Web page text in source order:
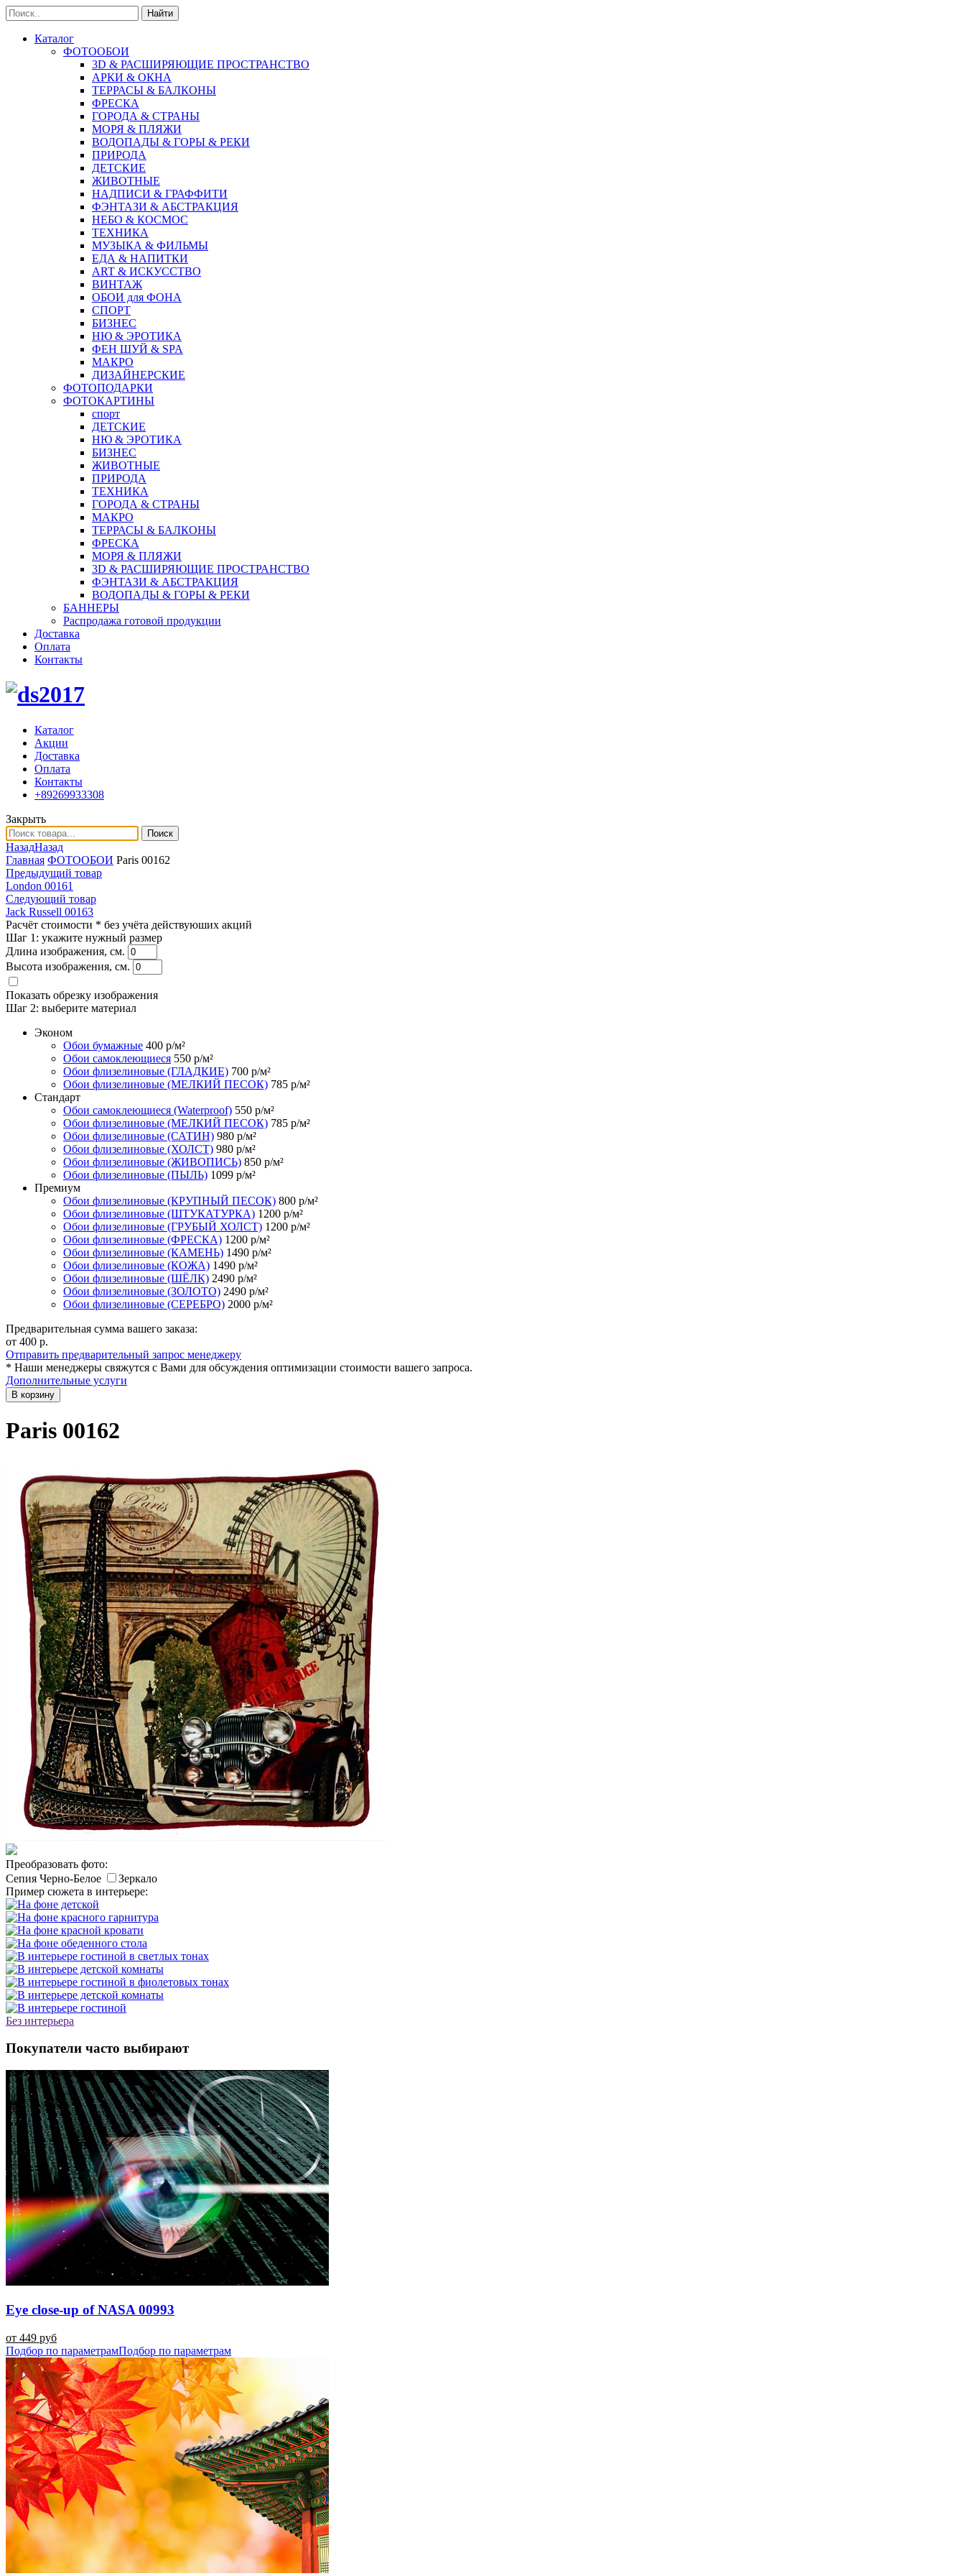
Найти
Каталог
ФОТООБОИ
3D & РАСШИРЯЮЩИЕ ПРОСТРАНСТВО
АРКИ & ОКНА
ТЕРРАСЫ & БАЛКОНЫ
ФРЕСКА
ГОРОДА & СТРАНЫ
МОРЯ & ПЛЯЖИ
ВОДОПАДЫ & ГОРЫ & РЕКИ
ПРИРОДА
ДЕТСКИЕ
ЖИВОТНЫЕ
НАДПИСИ & ГРАФФИТИ
ФЭНТАЗИ & АБСТРАКЦИЯ
НЕБО & КОСМОС
ТЕХНИКА
МУЗЫКА & ФИЛЬМЫ
ЕДА & НАПИТКИ
ART & ИСКУССТВО
ВИНТАЖ
ОБОИ для ФОНА
СПОРТ
БИЗНЕС
НЮ & ЭРОТИКА
ФЕН ШУЙ & SPA
МАКРО
ДИЗАЙНЕРСКИЕ
ФОТОПОДАРКИ
ФОТОКАРТИНЫ
спорт
ДЕТСКИЕ
НЮ & ЭРОТИКА
БИЗНЕС
ЖИВОТНЫЕ
ПРИРОДА
ТЕХНИКА
ГОРОДА & СТРАНЫ
МАКРО
ТЕРРАСЫ & БАЛКОНЫ
ФРЕСКА
МОРЯ & ПЛЯЖИ
3D & РАСШИРЯЮЩИЕ ПРОСТРАНСТВО
ФЭНТАЗИ & АБСТРАКЦИЯ
ВОДОПАДЫ & ГОРЫ & РЕКИ
БАННЕРЫ
Распродажа готовой продукции
Доставка
Оплата
Контакты
Каталог
Акции
Доставка
Оплата
Контакты
+89269933308
Закрыть
Поиск
НазадНазад
Главная ФОТООБОИ Paris 00162
Предыдущий товар
London 00161
Следующий товар
Jack Russell 00163
Расчёт стоимости * без учёта действуюших акций
Шаг 1: укажите нужный размер
Длина изображения, см.
Высота изображения, см.
Показать обрезку изображения
Шаг 2: выберите материал
Эконом
Обои бумажные 400 р/м²
Обои самоклеющиеся 550 р/м²
Обои флизелиновые (ГЛАДКИЕ) 700 р/м²
Обои флизелиновые (МЕЛКИЙ ПЕСОК) 785 р/м²
Стандарт
Обои самоклеющиеся (Waterproof) 550 р/м²
Обои флизелиновые (МЕЛКИЙ ПЕСОК) 785 р/м²
Обои флизелиновые (САТИН) 980 р/м²
Обои флизелиновые (ХОЛСТ) 980 р/м²
Обои флизелиновые (ЖИВОПИСЬ) 850 р/м²
Обои флизелиновые (ПЫЛЬ) 1099 р/м²
Премиум
Обои флизелиновые (КРУПНЫЙ ПЕСОК) 800 р/м²
Обои флизелиновые (ШТУКАТУРКА) 1200 р/м²
Обои флизелиновые (ГРУБЫЙ ХОЛСТ) 1200 р/м²
Обои флизелиновые (ФРЕСКА) 1200 р/м²
Обои флизелиновые (КАМЕНЬ) 1490 р/м²
Обои флизелиновые (КОЖА) 1490 р/м²
Обои флизелиновые (ШЁЛК) 2490 р/м²
Обои флизелиновые (ЗОЛОТО) 2490 р/м²
Обои флизелиновые (СЕРЕБРО) 2000 р/м²
Предварительная сумма вашего заказа:
от 400 р.
Отправить предварительный запрос менеджеру
* Наши менеджеры свяжутся с Вами для обсуждения оптимизации стоимости вашего запроса.
Дополнительные услуги
В корзину
Paris 00162
Преобразовать фото:
Сепия Черно-Белое
Зеркало
Пример сюжета в интерьере:
Без интерьера
Покупатели часто выбирают
Eye close-up of NASA 00993
от 449 руб
Подбор по параметрамПодбор по параметрам